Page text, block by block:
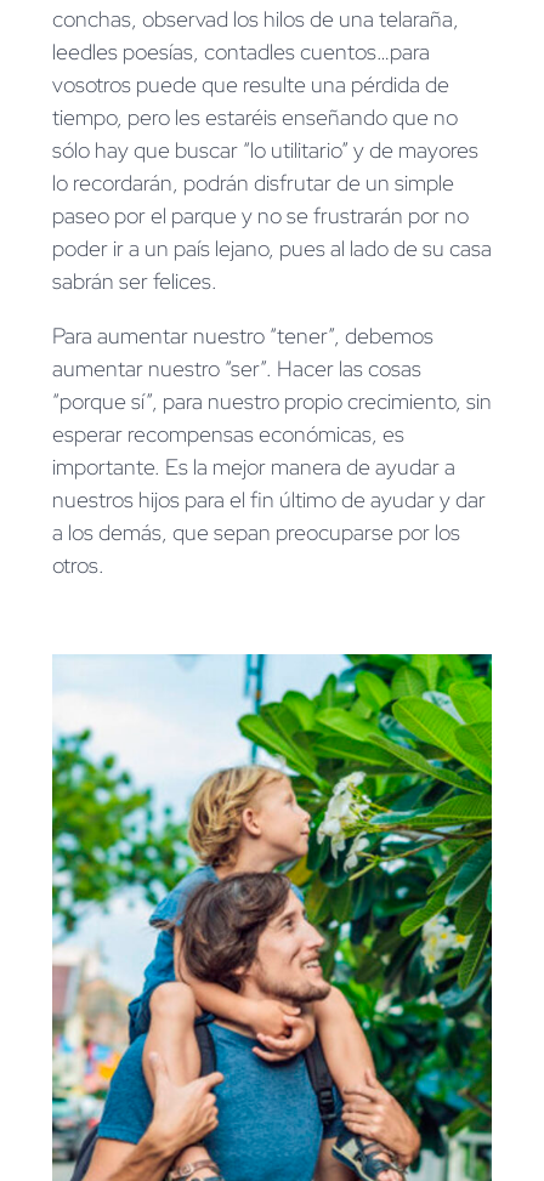
conchas, observad los hilos de una telaraña,
leedles poesías, contadles cuentos…para
vosotros puede que resulte una pérdida de
tiempo, pero les estaréis enseñando que no
sólo hay que buscar “lo utilitario” y de mayores
lo recordarán, podrán disfrutar de un simple
paseo por el parque y no se frustrarán por no
poder ir a un país lejano, pues al lado de su casa
sabrán ser felices.
Para aumentar nuestro “tener”, debemos
aumentar nuestro “ser”. Hacer las cosas
“porque sí”, para nuestro propio crecimiento, sin
esperar recompensas económicas, es
importante. Es la mejor manera de ayudar a
nuestros hijos para el fin último de ayudar y dar
a los demás, que sepan preocuparse por los
otros.